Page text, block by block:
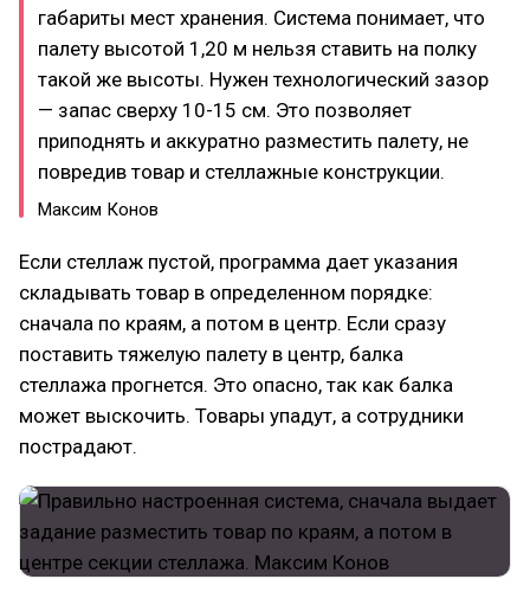
габариты мест хранения. Система понимает, что
палету высотой 1,20 м нельзя ставить на полку
такой же высоты. Нужен технологический зазор
— запас сверху 10-15 см. Это позволяет
приподнять и аккуратно разместить палету, не
повредив товар и стеллажные конструкции.
Максим Конов
Если стеллаж пустой, программа дает указания
складывать товар в определенном порядке:
сначала по краям, а потом в центр. Если сразу
поставить тяжелую палету в центр, балка
стеллажа прогнется. Это опасно, так как балка
может выскочить. Товары упадут, а сотрудники
пострадают.